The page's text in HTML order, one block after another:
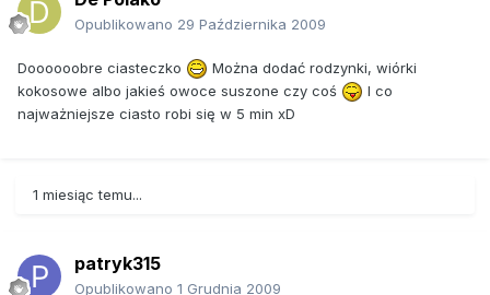
Opublikowano 29 Października 2009
Doooooobre ciasteczko
Można dodać rodzynki, wiórki
kokosowe albo jakieś owoce suszone czy coś
I co
najważniejsze ciasto robi się w 5 min xD
1 miesiąc temu...
patryk315
Opublikowano 1 Grudnia 2009